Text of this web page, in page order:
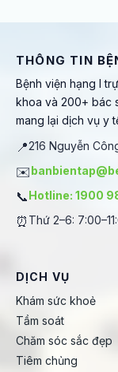
THÔNG TIN
Bệnh viện hạng I
khoa và 200+ bác
mang lại dịch vụ y
📍216 Nguyễn
✉️
📞Hotline: 1900
⏰ Thứ 2–6:
DỊCH VỤ
Khám sức khoẻ
Tầm soát
Chăm sóc sắc đẹp
Tiêm chủng